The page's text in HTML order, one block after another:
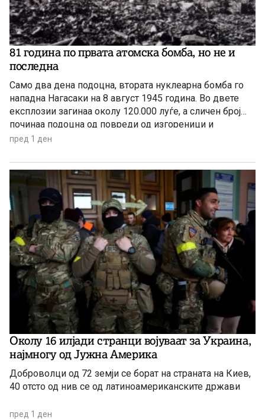
81 година по првата атомска бомба, но не и
последна
Само два дена подоцна, втората нуклеарна бомба го
нападна Нагасаки на 8 август 1945 година. Во двете
експлозии загинаа околу 120.000 луѓе, а сличен број
починаа подоцна од повреди од изгореници и
радијација, а зад себе оставија 650.000 преживеани
пред 1 ден
Околу 16 илјади странци војуваат за Украина,
најмногу од Јужна Америка
Доброволци од 72 земји се борат на страната на Киев,
40 отсто од нив се од латиноамериканските држави
пред 1 ден